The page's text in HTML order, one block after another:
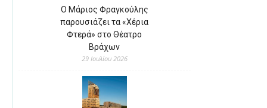
Ο Μάριος Φραγκούλης
παρουσιάζει τα «Χέρια
Φτερά» στο Θέατρο
Βράχων
29 Ιουλίου 2026